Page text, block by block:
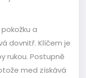
a
dovnitř. Klíčem je
rukou. Postupně
med získává